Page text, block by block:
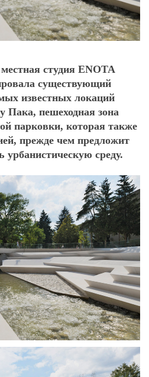
студия ENOTA
существующий
известных локаций
Пака, пешеходная зона
парковки, которая также
прежде чем предложит
урбанистическую среду.